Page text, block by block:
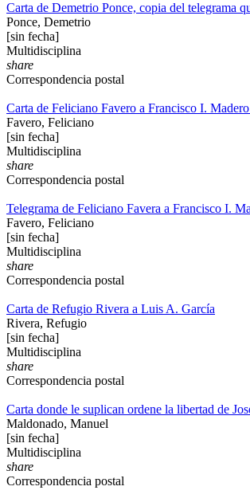
Carta de Demetrio Ponce, copia del telegrama
Ponce, Demetrio
[sin fecha]
Multidisciplina
share
Correspondencia postal
Carta de Feliciano Favero a Francisco I.
Favero, Feliciano
[sin fecha]
Multidisciplina
share
Correspondencia postal
Telegrama de Feliciano Favera a Francisco I.
Favero, Feliciano
[sin fecha]
Multidisciplina
share
Correspondencia postal
Carta de Refugio Rivera a Luis A. García
Rivera, Refugio
[sin fecha]
Multidisciplina
share
Correspondencia postal
Carta donde le suplican ordene la libertad de
Maldonado, Manuel
[sin fecha]
Multidisciplina
share
Correspondencia postal